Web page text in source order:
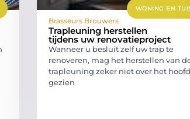
WONING EN
Brasseurs Brouwers
Trapleuning herstellen
tijdens uw renovatieproject
Wanneer u besluit zelf uw trap te
renoveren, mag het herstellen van
trapleuning zeker niet over het hoofd
gezien